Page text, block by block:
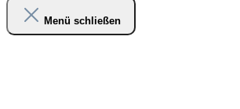
Menü schließen